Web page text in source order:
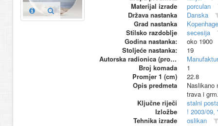
Materijal izrade
porculan
Država nastanka
Danska
Grad nastanka
Stilsko razdoblje
secesija
Godina nastanka:
oko 1900
Stoljeće nastanka:
19
Autorska radionica (proizvođač)
Broj komada
1
Promjer 1 (cm)
22.8
Opis predmeta
Naslikano
trava i
Ključne riječi
stalni
Izložbe
! 2003/09,
Tehnika izrade
oslikan